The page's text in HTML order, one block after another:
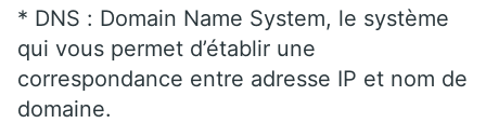
* DNS : Domain Name System, le système
qui vous permet d’établir une
correspondance entre adresse IP et nom de
domaine.